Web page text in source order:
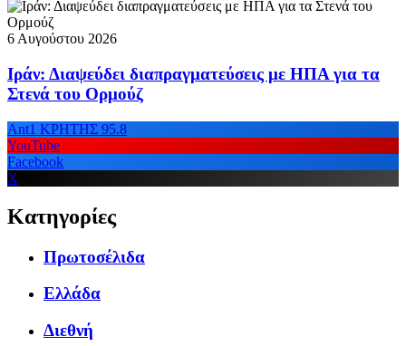
6 Αυγούστου 2026
Ιράν: Διαψεύδει διαπραγματεύσεις με ΗΠΑ για τα
Στενά του Ορμούζ
Ant1 ΚΡΗΤΗΣ 95.8
YouTube
Facebook
X
Κατηγορίες
Πρωτοσέλιδα
Ελλάδα
Διεθνή